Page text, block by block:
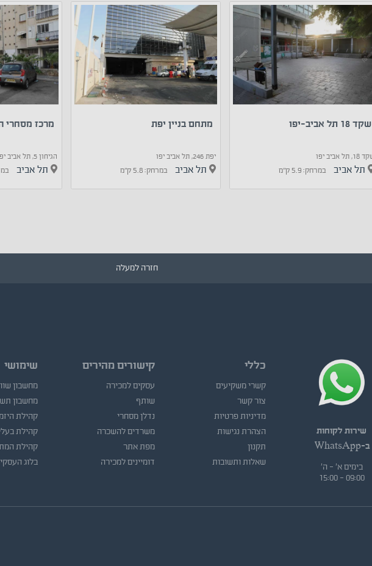
שקד 18 תל אביב-יפו
תל אביב יפו
תל אביב במרחק: 5.9 ק"מ
מתחם בניין יפת
יפת 246, תל אביב יפו
תל אביב במרחק: 5.8 ק"מ
מרכז מסחרי
הגיחון 5, תל אביב יפו
תל אביב
חזרה למעלה
שירות לקוחות
ב-WhatsApp
בימים א' - ה'
09:00 - 15:00
כללי
קשרי משקיעים
צור קשר
מדיניות פרטיות
הצהרת נגישות
תקנון
שאלות ותשובות
קישורים מהירים
עסקים למכירה
שותף
נדלן מסחרי
משרדים להשכרה
מפת אתר
דומיינים למכירה
שימושי
מחשבון
מחשבון
קהילת
קהילת
קהילת
בלוג